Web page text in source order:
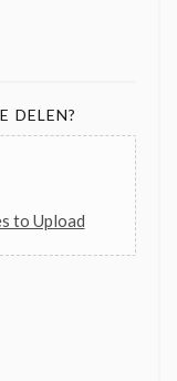
DELEN?
to Upload